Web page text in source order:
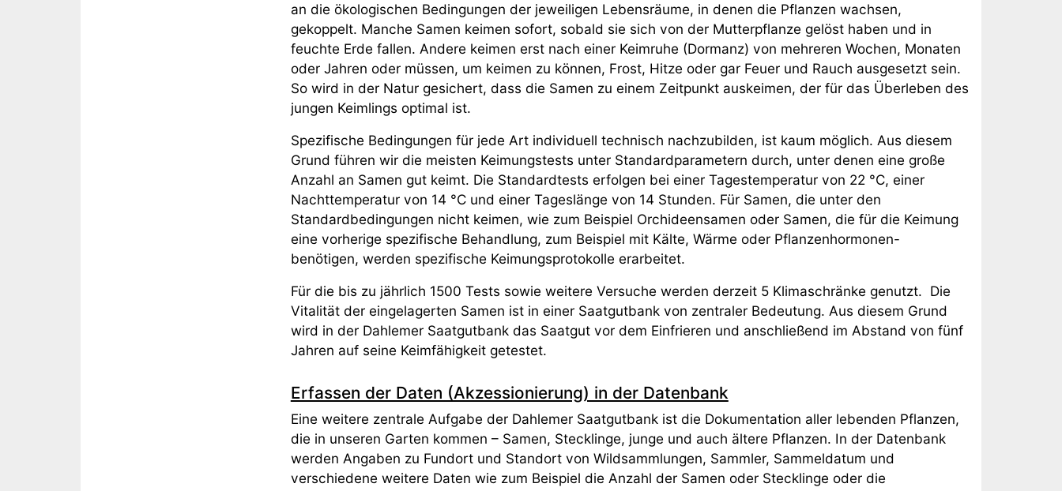
an die ökologischen Bedingungen der jeweiligen Lebensräume, in denen die Pflanzen wachsen,
gekoppelt. Manche Samen keimen sofort, sobald sie sich von der Mutterpflanze gelöst haben und in
feuchte Erde fallen. Andere keimen erst nach einer Keimruhe (Dormanz) von mehreren Wochen, Monaten
oder Jahren oder müssen, um keimen zu können, Frost, Hitze oder gar Feuer und Rauch ausgesetzt sein.
So wird in der Natur gesichert, dass die Samen zu einem Zeitpunkt auskeimen, der für das Überleben des
jungen Keimlings optimal ist.
Spezifische Bedingungen für jede Art individuell technisch nachzubilden, ist kaum möglich. Aus diesem
Grund führen wir die meisten Keimungstests unter Standardparametern durch, unter denen eine große
Anzahl an Samen gut keimt. Die Standardtests erfolgen bei einer Tagestemperatur von 22 °C, einer
Nachttemperatur von 14 °C und einer Tageslänge von 14 Stunden. Für Samen, die unter den
Standardbedingungen nicht keimen, wie zum Beispiel Orchideensamen oder Samen, die für die Keimung
eine vorherige spezifische Behandlung, zum Beispiel mit Kälte, Wärme oder Pflanzenhormonen-
benötigen, werden spezifische Keimungsprotokolle erarbeitet.
Für die bis zu jährlich 1500 Tests sowie weitere Versuche werden derzeit 5 Klimaschränke genutzt. Die
Vitalität der eingelagerten Samen ist in einer Saatgutbank von zentraler Bedeutung. Aus diesem Grund
wird in der Dahlemer Saatgutbank das Saatgut vor dem Einfrieren und anschließend im Abstand von fünf
Jahren auf seine Keimfähigkeit getestet.
Erfassen der Daten (Akzessionierung) in der Datenbank
Eine weitere zentrale Aufgabe der Dahlemer Saatgutbank ist die Dokumentation aller lebenden Pflanzen,
die in unseren Garten kommen – Samen, Stecklinge, junge und auch ältere Pflanzen. In der Datenbank
werden Angaben zu Fundort und Standort von Wildsammlungen, Sammler, Sammeldatum und
verschiedene weitere Daten wie zum Beispiel die Anzahl der Samen oder Stecklinge oder die